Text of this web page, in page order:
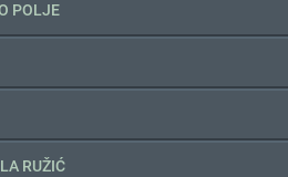
POLJE
RUŽIĆ